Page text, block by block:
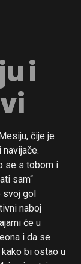
i
čije je
se s tobom i
sam“
svoj gol
naboj
će u
i da se
bi ostao u